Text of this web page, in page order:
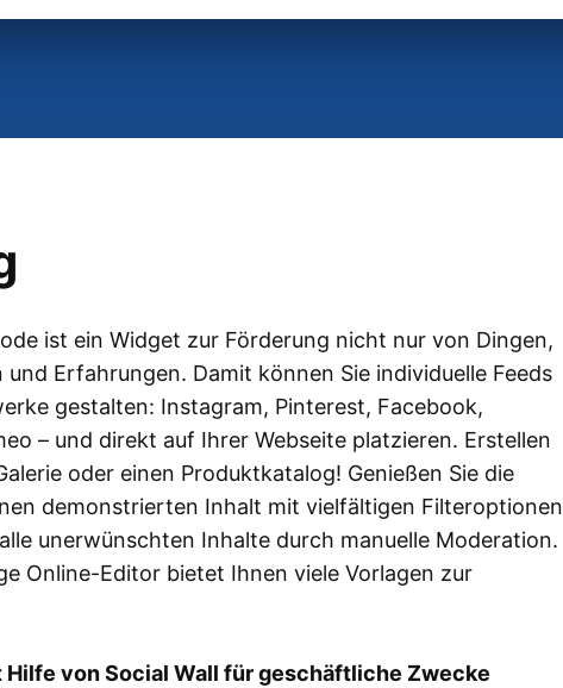
ist ein Widget zur Förderung nicht nur von Dingen,
Erfahrungen. Damit können Sie individuelle Feeds
gestalten: Instagram, Pinterest, Facebook,
– und direkt auf Ihrer Webseite platzieren. Erstellen
oder einen Produktkatalog! Genießen Sie die
demonstrierten Inhalt mit vielfältigen Filteroptionen
unerwünschten Inhalte durch manuelle Moderation.
Online-Editor bietet Ihnen viele Vorlagen zur
Hilfe von Social Wall für geschäftliche Zwecke